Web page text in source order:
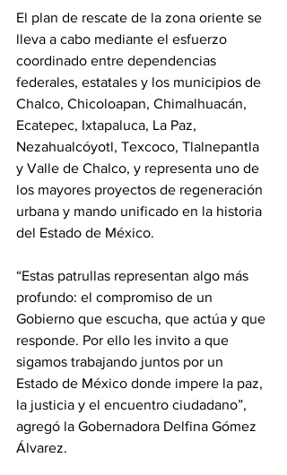
El plan de rescate de la zona oriente se
lleva a cabo mediante el esfuerzo
coordinado entre dependencias
federales, estatales y los municipios de
Chalco, Chicoloapan, Chimalhuacán,
Ecatepec, Ixtapaluca, La Paz,
Nezahualcóyotl, Texcoco, Tlalnepantla
y Valle de Chalco, y representa uno de
los mayores proyectos de regeneración
urbana y mando unificado en la historia
del Estado de México.
“Estas patrullas representan algo más
profundo: el compromiso de un
Gobierno que escucha, que actúa y que
responde. Por ello les invito a que
sigamos trabajando juntos por un
Estado de México donde impere la paz,
la justicia y el encuentro ciudadano”,
agregó la Gobernadora Delfina Gómez
Álvarez.